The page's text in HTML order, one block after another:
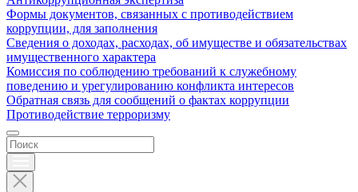
Формы документов, связанных с противодействием
коррупции, для заполнения
Сведения о доходах, расходах, об имуществе и обязательствах
имущественного характера
Комиссия по соблюдению требований к служебному
поведению и урегулированию конфликта интересов
Обратная связь для сообщений о фактах коррупции
Противодействие терроризму